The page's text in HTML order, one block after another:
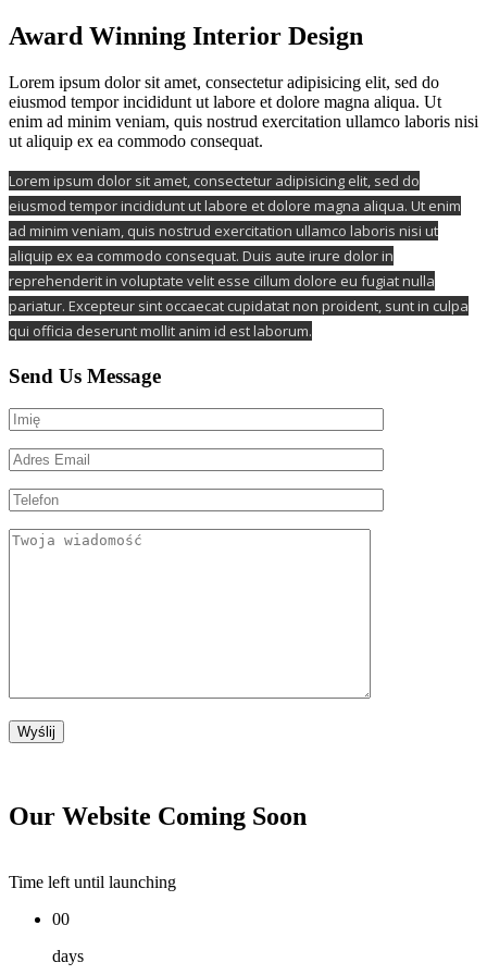
Award Winning Interior Design
Lorem ipsum dolor sit amet, consectetur adipisicing elit, sed do
eiusmod tempor incididunt ut labore et dolore magna aliqua. Ut
enim ad minim veniam, quis nostrud exercitation ullamco laboris nisi
ut aliquip ex ea commodo consequat.
Lorem ipsum dolor sit amet, consectetur adipisicing elit, sed do
eiusmod tempor incididunt ut labore et dolore magna aliqua. Ut enim
ad minim veniam, quis nostrud exercitation ullamco laboris nisi ut
aliquip ex ea commodo consequat. Duis aute irure dolor in
reprehenderit in voluptate velit esse cillum dolore eu fugiat nulla
pariatur. Excepteur sint occaecat cupidatat non proident, sunt in culpa
qui officia deserunt mollit anim id est laborum.
Send Us Message
Our Website Coming Soon
Time left until launching
00
days